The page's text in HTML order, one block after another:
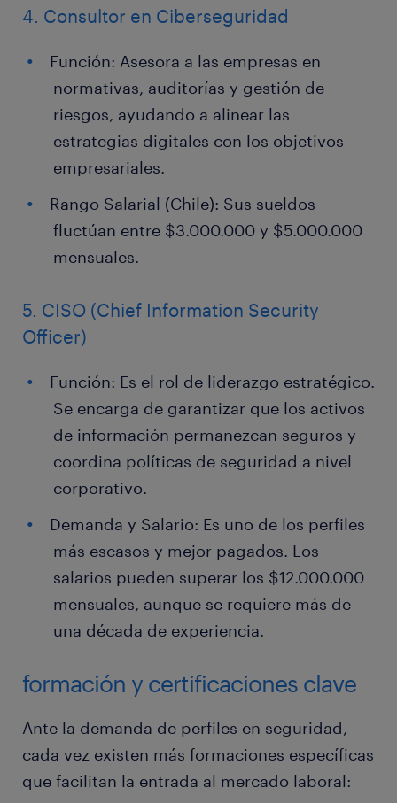
4. Consultor en Ciberseguridad
Función: Asesora a las empresas en
normativas, auditorías y gestión de
riesgos, ayudando a alinear las
estrategias digitales con los objetivos
empresariales.
Rango Salarial (Chile): Sus sueldos
fluctúan entre $3.000.000 y $5.000.000
mensuales.
5. CISO (Chief Information Security
Officer)
Función: Es el rol de liderazgo estratégico.
Se encarga de garantizar que los activos
de información permanezcan seguros y
coordina políticas de seguridad a nivel
corporativo.
Demanda y Salario: Es uno de los perfiles
más escasos y mejor pagados. Los
salarios pueden superar los $12.000.000
mensuales, aunque se requiere más de
una década de experiencia.
formación y certificaciones clave
Ante la demanda de perfiles en seguridad,
cada vez existen más formaciones específicas
que facilitan la entrada al mercado laboral: